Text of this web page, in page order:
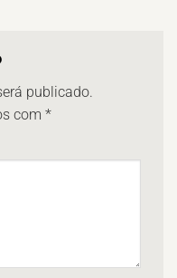
publicado.
com *